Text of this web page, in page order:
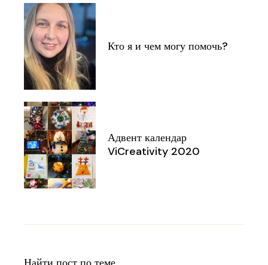
Кто я и чем могу помочь?
Адвент календар
ViCreativity 2020